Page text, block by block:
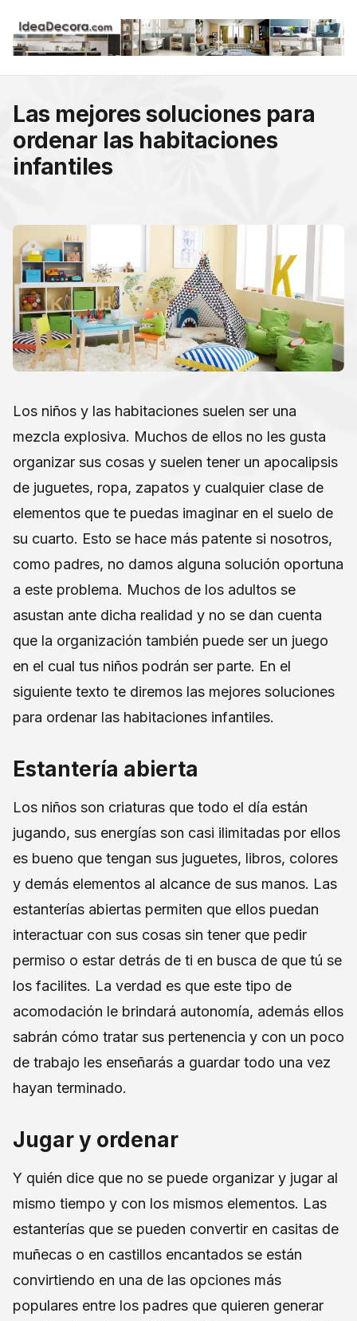
Las mejores soluciones para
ordenar las habitaciones
infantiles
Los niños y las habitaciones suelen ser una
mezcla explosiva. Muchos de ellos no les gusta
organizar sus cosas y suelen tener un apocalipsis
de juguetes, ropa, zapatos y cualquier clase de
elementos que te puedas imaginar en el suelo de
su cuarto. Esto se hace más patente si nosotros,
como padres, no damos alguna solución oportuna
a este problema. Muchos de los adultos se
asustan ante dicha realidad y no se dan cuenta
que la organización también puede ser un juego
en el cual tus niños podrán ser parte. En el
siguiente texto te diremos las mejores soluciones
para ordenar las habitaciones infantiles.
Estantería abierta
Los niños son criaturas que todo el día están
jugando, sus energías son casi ilimitadas por ellos
es bueno que tengan sus juguetes, libros, colores
y demás elementos al alcance de sus manos. Las
estanterías abiertas permiten que ellos puedan
interactuar con sus cosas sin tener que pedir
permiso o estar detrás de ti en busca de que tú se
los facilites. La verdad es que este tipo de
acomodación le brindará autonomía, además ellos
sabrán cómo tratar sus pertenencia y con un poco
de trabajo les enseñarás a guardar todo una vez
hayan terminado.
Jugar y ordenar
Y quién dice que no se puede organizar y jugar al
mismo tiempo y con los mismos elementos. Las
estanterías que se pueden convertir en casitas de
muñecas o en castillos encantados se están
convirtiendo en una de las opciones más
populares entre los padres que quieren generar